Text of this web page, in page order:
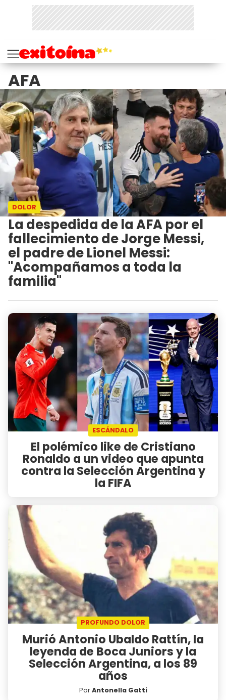
AFA
DOLOR
La despedida de la AFA por el
fallecimiento de Jorge Messi,
el padre de Lionel Messi:
"Acompañamos a toda la
familia"
ESCÁNDALO
El polémico like de Cristiano
Ronaldo a un video que apunta
contra la Selección Argentina y
la FIFA
PROFUNDO DOLOR
Murió Antonio Ubaldo Rattín, la
leyenda de Boca Juniors y la
Selección Argentina, a los 89
años
PorAntonella Gatti